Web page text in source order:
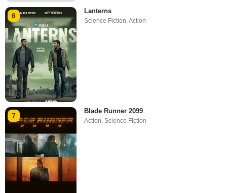
6
Lanterns
Science Fiction ,Action
7
Blade Runner 2099
Action,Science Fiction